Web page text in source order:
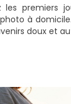
les premiers
à
doux et